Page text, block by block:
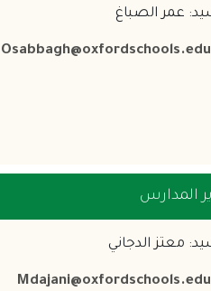
عمر الصباغ
المدارس
معتز الدجاني